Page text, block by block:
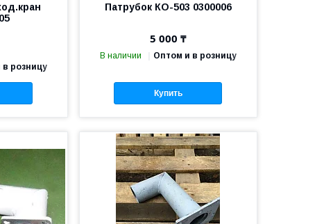
розницу
Патрубок КО-503 0300006
5 000 ₸
В наличии Оптом и в розницу
Купить